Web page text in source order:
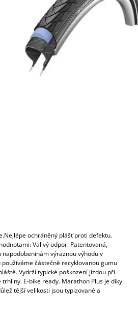
ochráněný plášť proti defektu.
Valivý odpor. Patentovaná,
výraznou výhodu v
částečně recyklovanou gumu
Vydrží typické poškození jízdou při
E-bike ready. Marathon Plus je díky
velikosti jsou typizované a